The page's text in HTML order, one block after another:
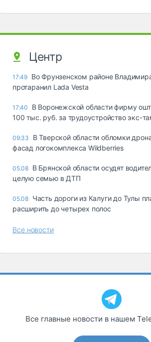
Центр
17:49 Во Фрунзенском районе
протаранил Lada Vesta
17:40
В Воронежской области фирму
100 тыс. руб. за трудоустройство экс-
09:33
В Тверской области обломки
фасад логокомплекса Wildberries
05.08 В Брянской области осудят
целую семью в ДТП
05.08 Часть дороги из Калуги до Тулы
расширить до четырех полос
Все новости
Все главные новости в нашем